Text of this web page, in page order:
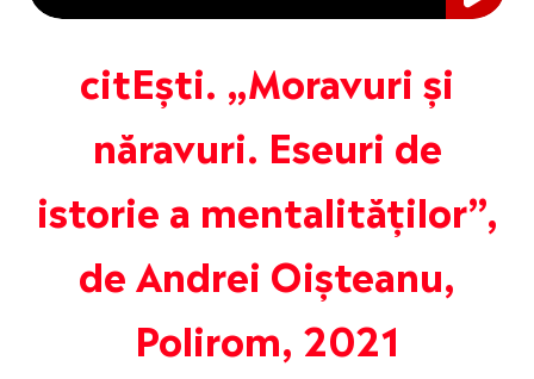
citEști. „Moravuri şi
năravuri. Eseuri de
istorie a mentalităților”,
de Andrei Oișteanu,
Polirom, 2021